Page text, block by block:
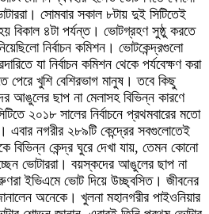
সোমবার সকাল ৮টায় দুই সিটিতেই
৪টা পর্যন্ত। ভোটগ্রহণ সুষ্ঠু করতে
নির্বাচন কমিশন। ভোটকেন্দ্রগুলো
যা নির্বাচন কমিশন থেকে পর্যবেক্ষণ করা
পেরে খুশি বেশিরভাগ মানুষ। তবে কিছু
আঙুলের ছাপ না মেলাসহ বিভিন্ন কারণে
২০১৮ সালের নির্বাচনে প্রথমবারের মতো
এবার নগরীর ২৮৯টি কেন্দ্রের সবগুলোতেই
কেন্দ্র ঘুরে দেখা যায়, তেমন কোনো
ভোটাররা। বয়স্কদের আঙুলের ছাপ না
ইভিএমে ভোট দিয়ে উচ্ছ্বসিত। জীবনের
অনেকে। খুলনা মহানগরীর পাইওনিয়ার